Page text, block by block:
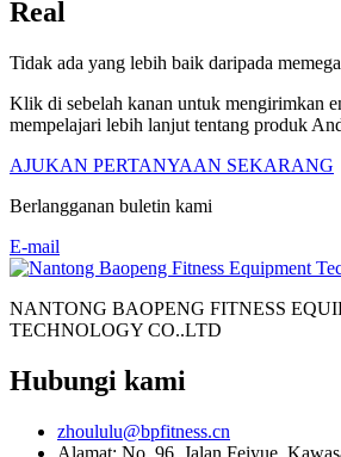
Real
Tidak ada yang lebih baik daripada
Klik di sebelah kanan untuk mengirimkan
mempelajari lebih lanjut tentang produk
AJUKAN PERTANYAAN SEKARANG
Berlangganan buletin kami
E-mail
NANTONG BAOPENG FITNESS
TECHNOLOGY CO..LTD
Hubungi kami
zhoululu@bpfitness.cn
Alamat: No. 96, Jalan Feiyue,